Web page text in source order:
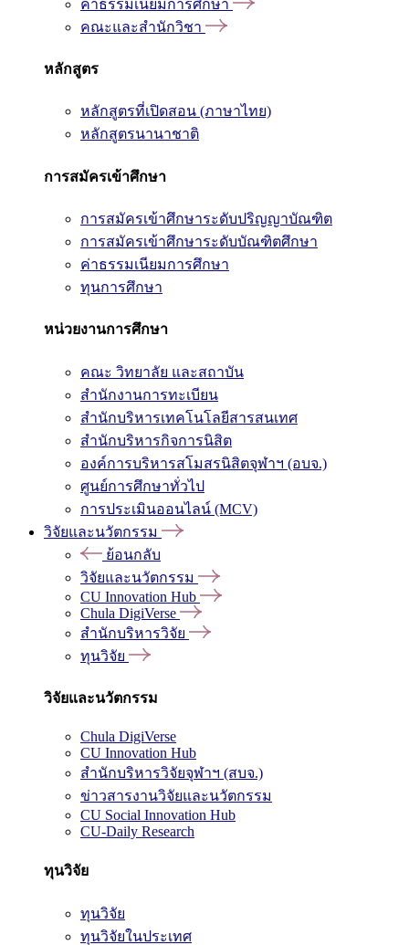
ค่าธรรมเนียมการศึกษา
คณะและสำนักวิชา
หลักสูตร
หลักสูตรที่เปิดสอน (ภาษาไทย)
หลักสูตรนานาชาติ
การสมัครเข้าศึกษา
การสมัครเข้าศึกษาระดับปริญญาบัณฑิต
การสมัครเข้าศึกษาระดับบัณฑิตศึกษา
ค่าธรรมเนียมการศึกษา
ทุนการศึกษา
หน่วยงานการศึกษา
คณะ วิทยาลัย และสถาบัน
สำนักงานการทะเบียน
สำนักบริหารเทคโนโลยีสารสนเทศ
สำนักบริหารกิจการนิสิต
องค์การบริหารสโมสรนิสิตจุฬาฯ (อบจ.)
ศูนย์การศึกษาทั่วไป
การประเมินออนไลน์ (MCV)
วิจัยและนวัตกรรม
ย้อนกลับ
วิจัยและนวัตกรรม
CU Innovation Hub
Chula DigiVerse
สำนักบริหารวิจัย
ทุนวิจัย
วิจัยและนวัตกรรม
Chula DigiVerse
CU Innovation Hub
สำนักบริหารวิจัยจุฬาฯ (สบจ.)
ข่าวสารงานวิจัยและนวัตกรรม
CU Social Innovation Hub
CU-Daily Research
ทุนวิจัย
ทุนวิจัย
ทุนวิจัยในประเทศ